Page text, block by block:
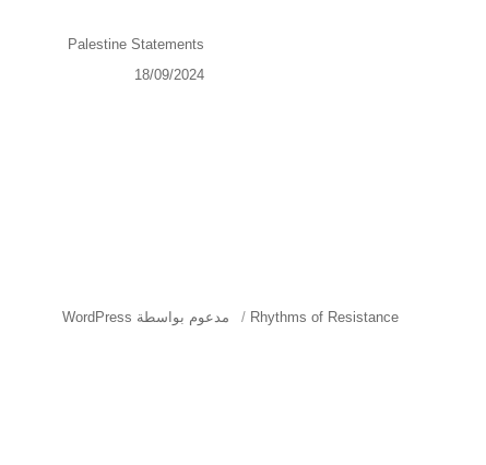
الكاتب
Palestine Statements
نُشرت
18/09/2024
Rhythms of Resistance مدعوم بواسطة WordPress